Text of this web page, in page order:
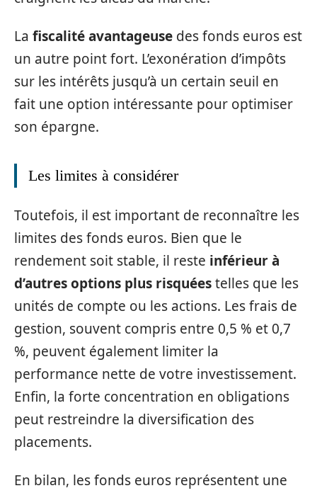
La fiscalité avantageuse des fonds euros est
un autre point fort. L’exonération d’impôts
sur les intérêts jusqu’à un certain seuil en
fait une option intéressante pour optimiser
son épargne.
Les limites à considérer
Toutefois, il est important de reconnaître les
limites des fonds euros. Bien que le
rendement soit stable, il reste inférieur à
d’autres options plus risquéestelles que les
unités de compte ou les actions. Les frais de
gestion, souvent compris entre 0,5 % et 0,7
%, peuvent également limiter la
performance nette de votre investissement.
Enfin, la forte concentration en obligations
peut restreindre la diversification des
placements.
En bilan, les fonds euros représentent une